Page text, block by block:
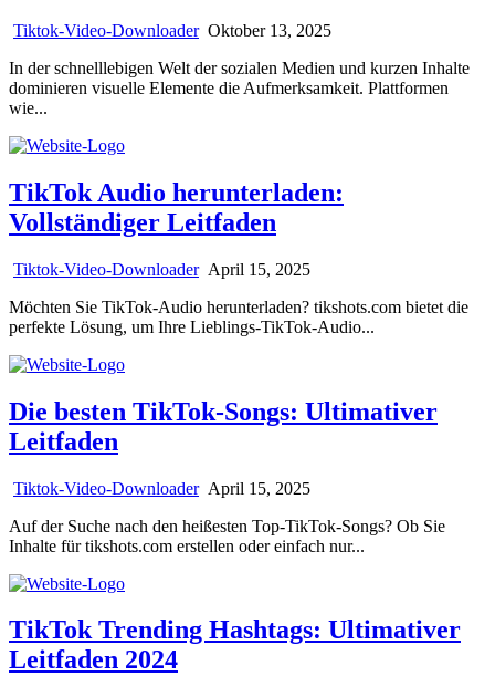
Tiktok-Video-Downloader Oktober 13, 2025
In der schnelllebigen Welt der sozialen Medien und kurzen Inhalte
dominieren visuelle Elemente die Aufmerksamkeit. Plattformen
wie...
TikTok Audio herunterladen:
Vollständiger Leitfaden
Tiktok-Video-Downloader April 15, 2025
Möchten Sie TikTok-Audio herunterladen? tikshots.com bietet die
perfekte Lösung, um Ihre Lieblings-TikTok-Audio...
Die besten TikTok-Songs: Ultimativer
Leitfaden
Tiktok-Video-Downloader April 15, 2025
Auf der Suche nach den heißesten Top-TikTok-Songs? Ob Sie
Inhalte für tikshots.com erstellen oder einfach nur...
TikTok Trending Hashtags: Ultimativer
Leitfaden 2024